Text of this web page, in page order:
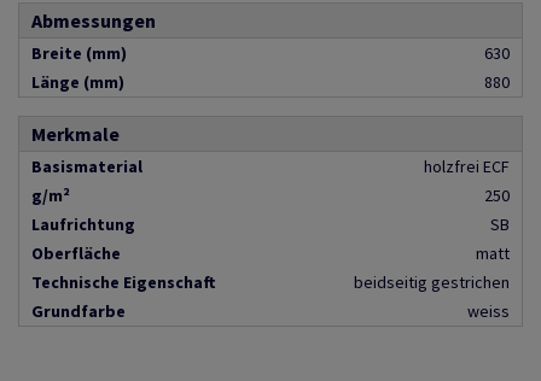
Abmessungen
Breite (mm)
630
Länge (mm)
880
Merkmale
Basismaterial
holzfrei ECF
g/m²
250
Laufrichtung
SB
Oberfläche
matt
Technische Eigenschaft
beidseitig gestrichen
Grundfarbe
weiss